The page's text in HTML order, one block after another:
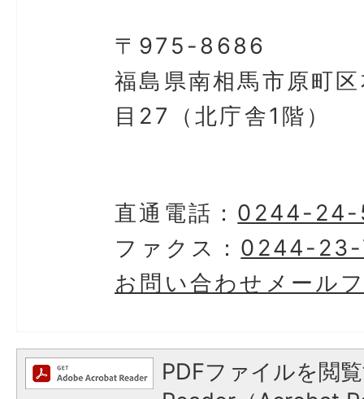
〒975-8686
福島県南相馬市原町
目27（北庁舎1階）
直通電話： 0244-
ファクス： 0244-
お問い合わせメール
PDFファイルを閲